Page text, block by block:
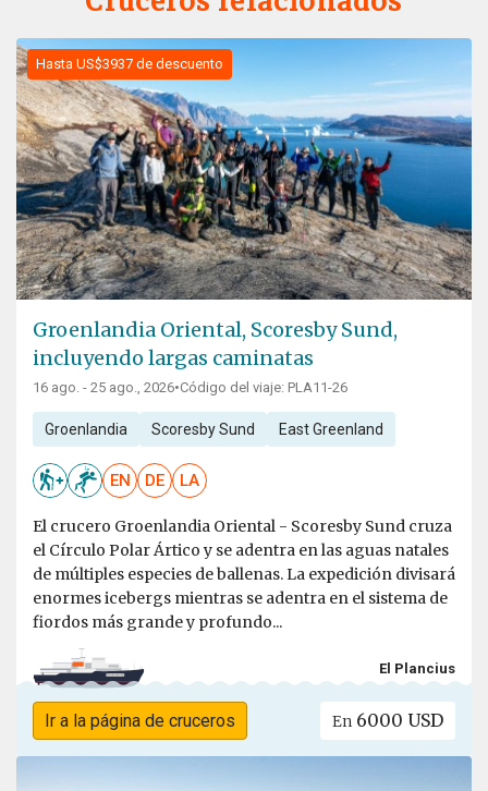
Hasta US$3937 de descuento
Groenlandia Oriental, Scoresby Sund,
incluyendo largas caminatas
16 ago. - 25 ago., 2026•Código del viaje: PLA11-26
Groenlandia Scoresby Sund East Greenland
EN DE LA
El crucero Groenlandia Oriental - Scoresby Sund cruza
el Círculo Polar Ártico y se adentra en las aguas natales
de múltiples especies de ballenas. La expedición divisará
enormes icebergs mientras se adentra en el sistema de
fiordos más grande y profundo...
El Plancius
Ir a la página de cruceros En 6000 USD